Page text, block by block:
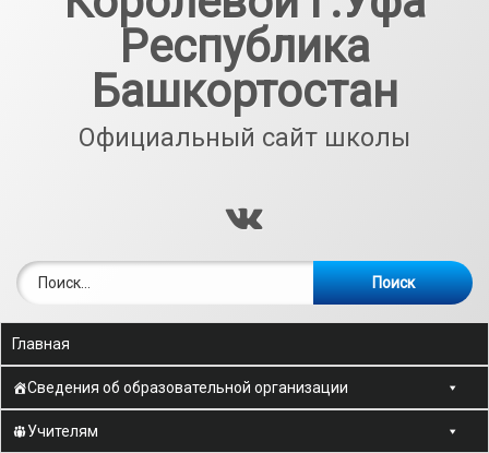
Республика
Башкортостан
Официальный сайт школы
ВКонтакте
Главная
Сведения об образовательной организации
Учителям